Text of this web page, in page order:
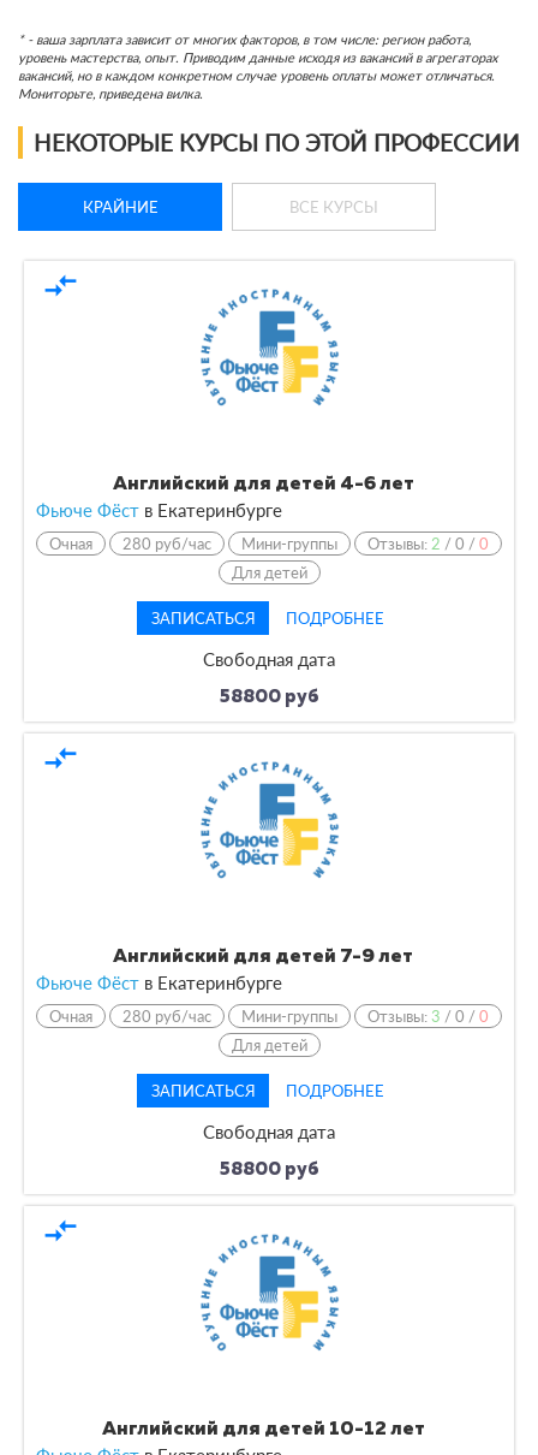
* - ваша зарплата зависит от многих факторов, в том числе: регион работа,
уровень мастерства, опыт. Приводим данные исходя из вакансий в агрегаторах
вакансий, но в каждом конкретном случае уровень оплаты может отличаться.
Мониторьте, приведена вилка.
НЕКОТОРЫЕ КУРСЫ ПО ЭТОЙ ПРОФЕССИИ
КРАЙНИЕ ВСЕ КУРСЫ
compare_arrows
Английский для детей 4-6 лет
Фьюче Фёст в Екатеринбурге
Очная 280 руб/час Мини-группы Отзывы: 2 /0 /0
Для детей
ЗАПИСАТЬСЯ ПОДРОБНЕЕ
Свободная дата
58800 руб
compare_arrows
Английский для детей 7-9 лет
Фьюче Фёст в Екатеринбурге
Очная 280 руб/час Мини-группы Отзывы:3 /0 /0
Для детей
ЗАПИСАТЬСЯ ПОДРОБНЕЕ
Свободная дата
58800 руб
compare_arrows
Английский для детей 10-12 лет